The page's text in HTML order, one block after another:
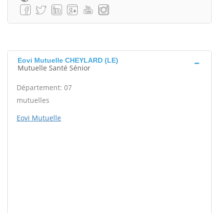
Eovi Mutuelle CHEYLARD (LE)
Mutuelle Santé Sénior
Département: 07
mutuelles
Eovi Mutuelle